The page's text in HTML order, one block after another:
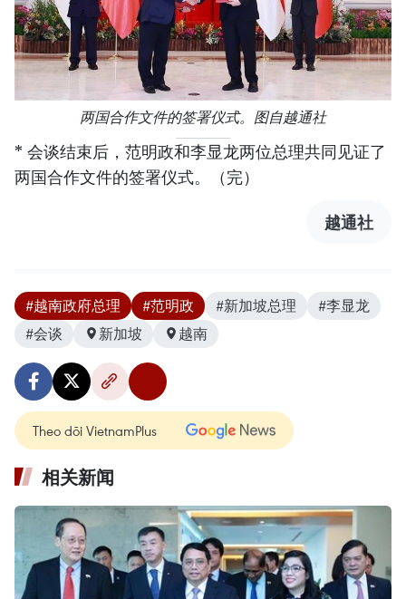
两国合作文件的签署仪式。图自越通社
* 会谈结束后，范明政和李显龙两位总理共同见证了
两国合作文件的签署仪式。（完）
越通社
#越南政府总理 #范明政 #新加坡总理
#李显龙
#会谈
新加坡 越南
Theo dõi VietnamPlus
相关新闻